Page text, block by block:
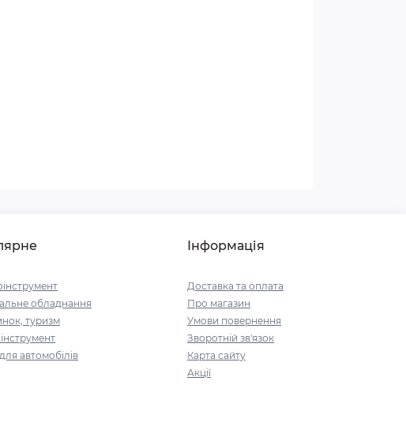
обладнання
туризм
автомобілів
Інформація
Доставка та оплата
Про магазин
Умови повернення
Зворотній зв'язок
Карта сайту
Акції